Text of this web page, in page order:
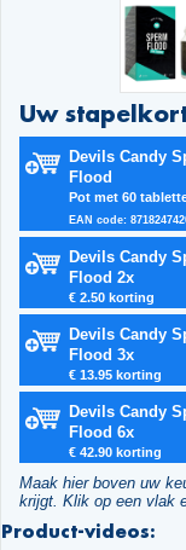
Uw
Devils Candy
Flood
Pot met 60
EAN code:
Devils Candy
Flood 2x
€ 2.50 korting
Devils Candy
Flood 3x
€ 13.95 korting
Devils Candy
Flood 6x
€ 42.90 korting
Maak hier boven uw
krijgt. Klik op een vlak
Product-videos: